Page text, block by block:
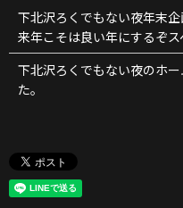
下北沢ろくでもない夜年末
来年こそは良い年にするぞ
下北沢ろくでもない夜のホ
た。